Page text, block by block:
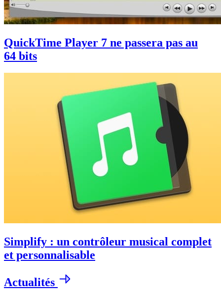
QuickTime Player 7 ne passera pas au
64 bits
Simplify : un contrôleur musical complet
et personnalisable
Actualités